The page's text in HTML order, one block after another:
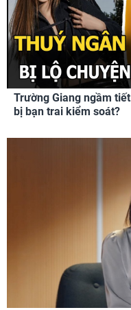
Trường Giang ngầm
bị bạn trai kiểm soát?